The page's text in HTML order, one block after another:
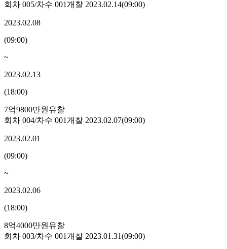
회차 005/차수 001개찰 2023.02.14(09:00)
2023.02.08
(09:00)
~
2023.02.13
(18:00)
7억9800만원 유찰
회차 004/차수 001개찰 2023.02.07(09:00)
2023.02.01
(09:00)
~
2023.02.06
(18:00)
8억4000만원 유찰
회차 003/차수 001개찰 2023.01.31(09:00)